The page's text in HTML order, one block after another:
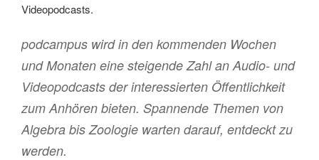
Videopodcasts.
podcampus wird in den kommenden Wochen
und Monaten eine steigende Zahl an Audio- und
Videopodcasts der interessierten Öffentlichkeit
zum Anhören bieten. Spannende Themen von
Algebra bis Zoologie warten darauf, entdeckt zu
werden.